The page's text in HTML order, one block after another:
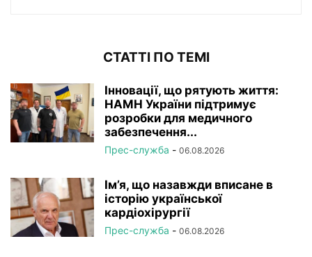
СТАТТІ ПО ТЕМІ
Інновації, що рятують життя:
НАМН України підтримує
розробки для медичного
забезпечення...
Прес-служба - 06.08.2026
Ім’я, що назавжди вписане в
історію української
кардіохірургії
Прес-служба - 06.08.2026